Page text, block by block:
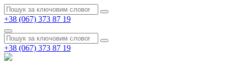
Пошук:
Пошук
+38 (067) 373 87 19
Пошук
Пошук:
Пошук
+38 (067) 373 87 19